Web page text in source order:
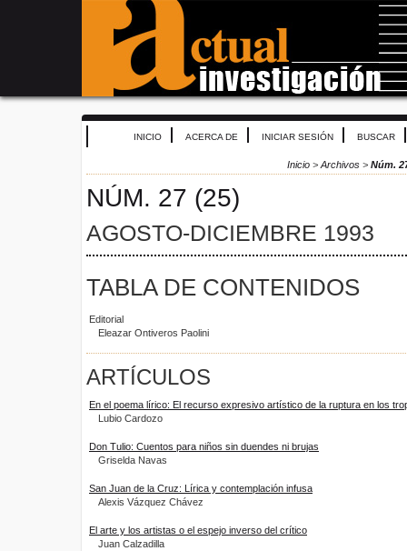
INICIO ACERCA DE INICIAR SESIÓN BUSCAR
Inicio > Archivos > Núm.
NÚM. 27 (25)
AGOSTO-DICIEMBRE 1993
TABLA DE CONTENIDOS
Editorial
Eleazar Ontiveros Paolini
ARTÍCULOS
En el poema lírico: El recurso expresivo artístico de la ruptura en los
Lubio Cardozo
Don Tulio: Cuentos para niños sin duendes ni brujas
Griselda Navas
San Juan de la Cruz: Lírica y contemplación infusa
Alexis Vázquez Chávez
El arte y los artistas o el espejo inverso del crítico
Juan Calzadilla